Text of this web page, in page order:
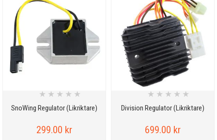
SnoWing Regulator (Likriktare)
★ ★ ★ ★ ★
299.00 kr
Division Regulator (Likriktare)
★ ★ ★ ★ ★
699.00 kr